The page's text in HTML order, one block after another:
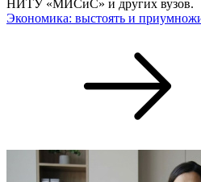
НИТУ «МИСиС» и других вузов.
Экономика: выстоять и